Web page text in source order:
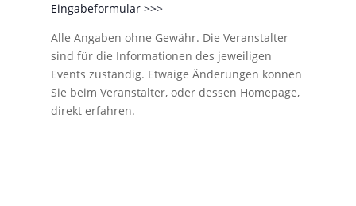
Eingabeformular >>>
Alle Angaben ohne Gewähr. Die Veranstalter
sind für die Informationen des jeweiligen
Events zuständig. Etwaige Änderungen können
Sie beim Veranstalter, oder dessen Homepage,
direkt erfahren.